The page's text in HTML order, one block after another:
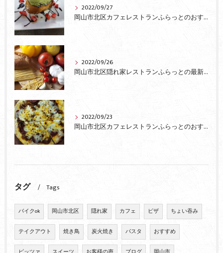
2022/09/27
岡山市北区カフェレストランふらっとのおすすめ
2022/09/26
岡山市北区隠れ家レストランふらっとの最新情報
2022/09/23
岡山市北区カフェレストランふらっとのおすすめピザ
タグ Tags
バイクok 岡山市北区 隠れ家 カフェ ピザ ちょい吞み
テイクアウト 焼き鳥 炭火焼き パスタ おすすめ